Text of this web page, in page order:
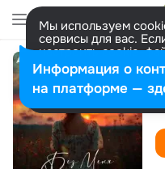
Мы используем
сервисы для вас.
настроить cookie-
представитель.
Разрешить все
Информация о
на платформе —